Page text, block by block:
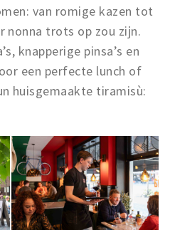
van romige kazen tot
nonna trots op zou zijn.
knapperige pinsa’s en
een perfecte lunch of
huisgemaakte tiramisù: